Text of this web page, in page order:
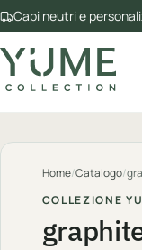
Capi neutri e
Home/Catalogo/
COLLEZIONE